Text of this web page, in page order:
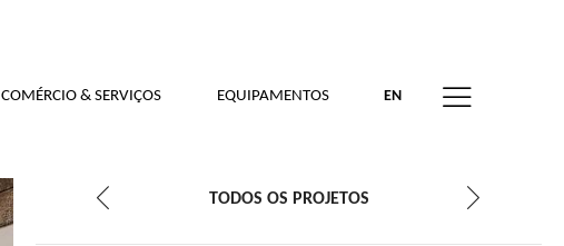
COMÉRCIO & SERVIÇOS EQUIPAMENTOS EN
TODOS OS PROJETOS